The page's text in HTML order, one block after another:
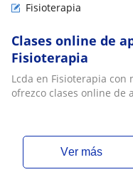
Fisioterapia
Clases online de
Fisioterapia
Lcda en Fisioterapia con
ofrezco clases online de
ver más